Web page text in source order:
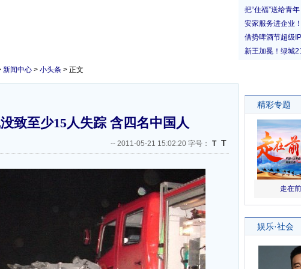
新闻中心 > 小头条 > 正文
致至少15人失踪 含四名中国人
-- 2011-05-21 15:02:20 字号： T T